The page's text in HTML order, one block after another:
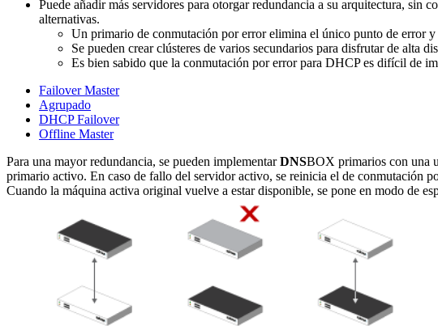
Puede añadir más servidores para otorgar redundancia a su arquitectura, sin
alternativas.
Un primario de conmutación por error elimina el único punto de error y
Se pueden crear clústeres de varios secundarios para disfrutar de alta
Es bien sabido que la conmutación por error para DHCP es difícil de
Failover Master
Agrupado
DHCP Failover
Offline Master
Para una mayor redundancia, se pueden implementarDNSBOX primarios con una
primario activo. En caso de fallo del servidor activo, se reinicia el de conmutación
Cuando la máquina activa original vuelve a estar disponible, se pone en modo de